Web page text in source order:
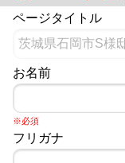
ページタイトル
お名前
※必須
フリガナ